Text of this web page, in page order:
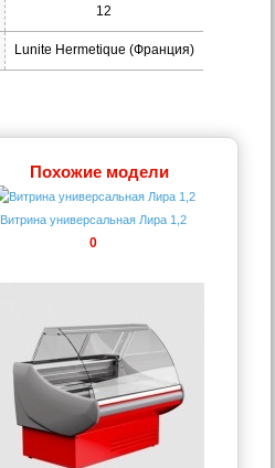
12
Lunite Hermetique (Франция)
Похожие модели
Витрина универсальная Лира 1,2
0